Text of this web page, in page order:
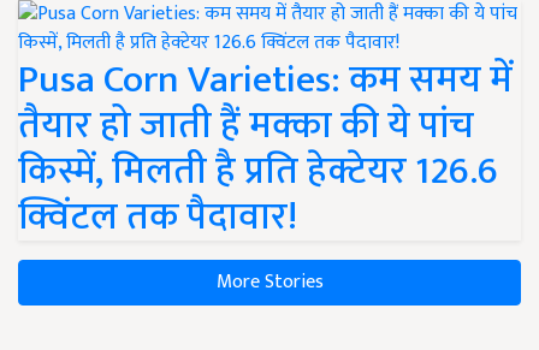
Pusa Corn Varieties: कम समय में
तैयार हो जाती हैं मक्का की ये पांच
किस्में, मिलती है प्रति हेक्टेयर 126.6
क्विंटल तक पैदावार!
More Stories